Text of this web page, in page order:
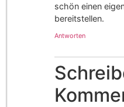
schön einen
bereitstellen.
Antworten